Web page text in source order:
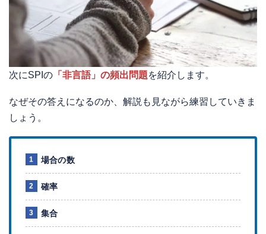
次にSPIの 「非言語」の頻出問題を紹介します。
なぜその答えになるのか、解説も見ながら練習していきま
しょう。
場合の数
確率
集合